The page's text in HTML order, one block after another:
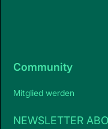
Community
Mitglied werden
NEWSLETTER